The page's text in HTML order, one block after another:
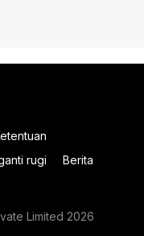
rugi
Berita
Limited 2026